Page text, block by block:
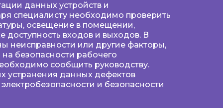
данных устройств и
специалисту необходимо проверить
освещение в помещении,
доступность входов и выходов. В
неисправности или другие факторы,
на безопасности рабочего
сообщить руководству.
устранения данных дефектов
и безопасности